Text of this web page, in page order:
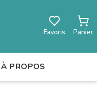
Favoris Panier
À PROPOS